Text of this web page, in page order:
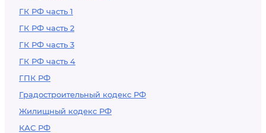
ГК РФ часть 1
ГК РФ часть 2
ГК РФ часть 3
ГК РФ часть 4
ГПК РФ
Градостроительный кодекс РФ
Жилищный кодекс РФ
КАС РФ